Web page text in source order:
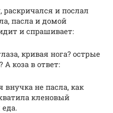
раскричался и послал
пасла и домой
и спрашивает:
кривая нога? острые
А коза в ответ:
внучка не пасла, как
кленовый